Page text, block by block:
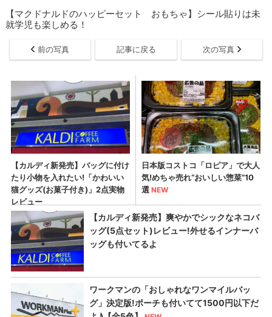
【マクドナルドのハッピーセット おもちゃ】シール貼りは未
就学児も楽しめる！
前の写真 記事に戻る 次の写真